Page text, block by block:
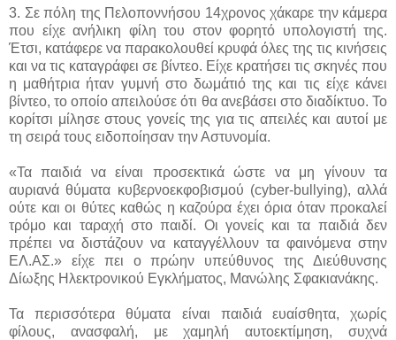
3. Σε πόλη της Πελοποννήσου 14χρονος χάκαρε την κάμερα
που είχε ανήλικη φίλη του στον φορητό υπολογιστή της.
Έτσι, κατάφερε να παρακολουθεί κρυφά όλες της τις κινήσεις
και να τις καταγράφει σε βίντεο. Είχε κρατήσει τις σκηνές που
η μαθήτρια ήταν γυμνή στο δωμάτιό της και τις είχε κάνει
βίντεο, το οποίο απειλούσε ότι θα ανεβάσει στο διαδίκτυο. Το
κορίτσι μίλησε στους γονείς της για τις απειλές και αυτοί με
τη σειρά τους ειδοποίησαν την Αστυνομία.
«Τα παιδιά να είναι προσεκτικά ώστε να μη γίνουν τα
αυριανά θύματα κυβερνοεκφοβισμού (cyber-bullying), αλλά
ούτε και οι θύτες καθώς η καζούρα έχει όρια όταν προκαλεί
τρόμο και ταραχή στο παιδί. Οι γονείς και τα παιδιά δεν
πρέπει να διστάζουν να καταγγέλλουν τα φαινόμενα στην
ΕΛ.ΑΣ.» είχε πει ο πρώην υπεύθυνος της Διεύθυνσης
Δίωξης Ηλεκτρονικού Εγκλήματος, Μανώλης Σφακιανάκης.
Τα περισσότερα θύματα είναι παιδιά ευαίσθητα, χωρίς
φίλους, ανασφαλή, με χαμηλή αυτοεκτίμηση, συχνά